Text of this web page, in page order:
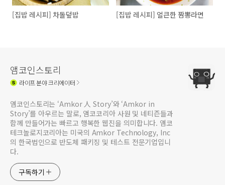
[집밥 레시피] 차돌덮밥 [집밥 레시피] 얼큰한 짬뽕라면
앰코인스토리
라이프분야 크리에이터
앰코인스토리는 ‘Amkor 人 Story’와 ‘Amkor in
Story’를 아우르는 말로, 앰코코리아 사원 및 네티즌들과
함께 만들어가는 빠르고 행복한 웹진을 의미합니다. 앰코
테크놀로지코리아는 미국의 Amkor Technology, Inc
의 한국법인으로 반도체 패키징 및 테스트 전문기업입니
다.
구독하기